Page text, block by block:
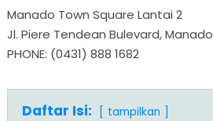
Manado Town Square Lantai 2
Jl. Piere Tendean Bulevard, Manado
PHONE: (0431) 888 1682
Daftar Isi: tampilkan